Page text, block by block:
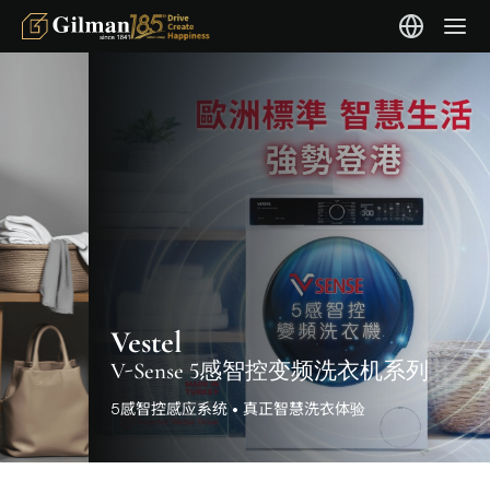
Vestel
V-Sense 5感智控变频洗衣机系列
5感智控感应系统 • 真正智慧洗衣体验